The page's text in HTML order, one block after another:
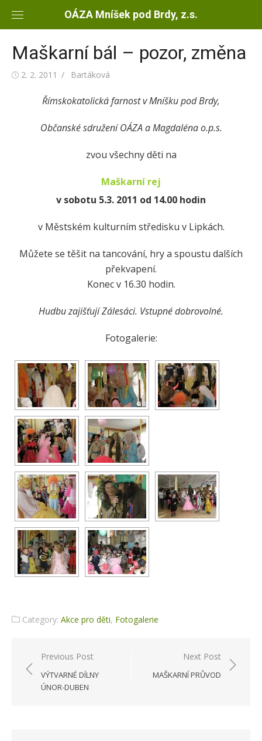
OÁZA Mníšek pod Brdy, z.s.
Maškarní bál – pozor, změna
Posted
2. 2. 2011 Author
Bartáková
Římskokatolická farnost v Mníšku pod Brdy,
Občanské sdružení OÁZA a Magdaléna o.p.s.
zvou všechny děti na
Maškarní rej
v sobotu 5.3. 2011 od 14.00 hodin
v Městském kulturním středisku v Lipkách.
Můžete se těšit na tancování, hry a spoustu dalších
překvapení.
Konec v 16.30 hodin.
Hudbu zajišťují Zálesáci. Vstupné dobrovolné.
Fotogalerie:
Category: Akce pro děti, Fotogalerie
Navigace
pro
Previous Post
VÝTVARNÉ DÍLNY
ÚNOR-DUBEN
Next Post
MAŠKARNÍ PRŮVOD